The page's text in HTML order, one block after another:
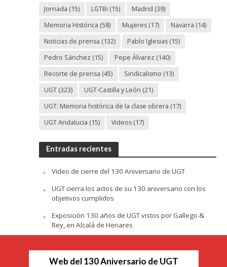
Jornada (15) LGTBi (15) Madrid (39)
Memoria Histórica (58) Mujeres(17) Navarra (14)
Noticias de prensa (132) Pablo Iglesias(15)
Pedro Sánchez (15) Pepe Álvarez (140)
Recorte de prensa (45) Sindicalismo (13)
UGT(323) UGT-Castilla y León (21)
UGT: Memoria histórica de la clase obrera (17)
UGT Andalucia (15) Videos(17)
Entradas recientes
Video de cierre del 130 Aniversario de UGT
UGT cierra los actos de su 130 aniversario con los
objetivos cumplidos
Exposición 130 años de UGT vistos por Gallego &
Rey, en Alcalá de Henares
Web del 130 Aniversario de UGT